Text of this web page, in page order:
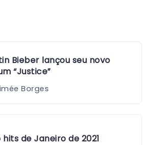
Bieber lançou seu novo
“Justice”
Borges
hits de Janeiro de 2021